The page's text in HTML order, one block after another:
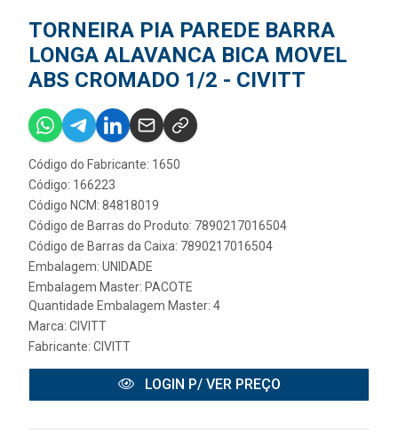
TORNEIRA PIA PAREDE BARRA
LONGA ALAVANCA BICA MOVEL
ABS CROMADO 1/2 - CIVITT
Código do Fabricante: 1650
Código: 166223
Código NCM: 84818019
Código de Barras do Produto: 7890217016504
Código de Barras da Caixa: 7890217016504
Embalagem: UNIDADE
Embalagem Master: PACOTE
Quantidade Embalagem Master: 4
Marca: CIVITT
Fabricante: CIVITT
LOGIN P/ VER PREÇO